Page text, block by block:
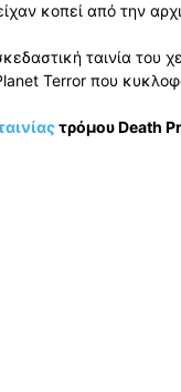
κοπεί από την
ταινία
Terror που
τρόμου Death